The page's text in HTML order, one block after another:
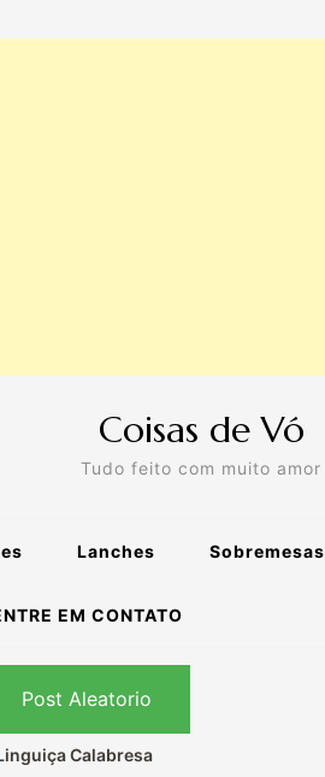
Coisas de Vó
Tudo feito com muito amor
Lanches Sobremesas
EM CONTATO
Post Aleatorio
Calabresa